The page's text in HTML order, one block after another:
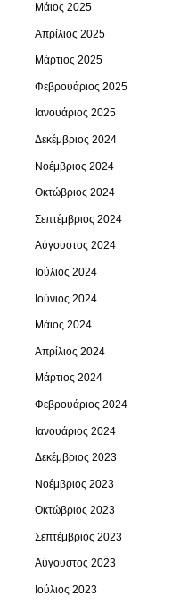
Μάιος 2025
Απρίλιος 2025
Μάρτιος 2025
Φεβρουάριος 2025
Ιανουάριος 2025
Δεκέμβριος 2024
Νοέμβριος 2024
Οκτώβριος 2024
Σεπτέμβριος 2024
Αύγουστος 2024
Ιούλιος 2024
Ιούνιος 2024
Μάιος 2024
Απρίλιος 2024
Μάρτιος 2024
Φεβρουάριος 2024
Ιανουάριος 2024
Δεκέμβριος 2023
Νοέμβριος 2023
Οκτώβριος 2023
Σεπτέμβριος 2023
Αύγουστος 2023
Ιούλιος 2023